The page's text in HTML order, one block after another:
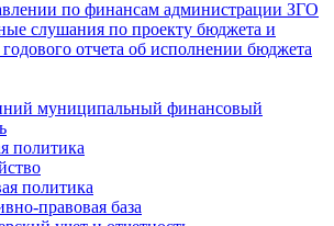
по финансам администрации ЗГО
слушания по проекту бюджета и
отчета об исполнении бюджета
муниципальный финансовый
политика
политика
правовая база